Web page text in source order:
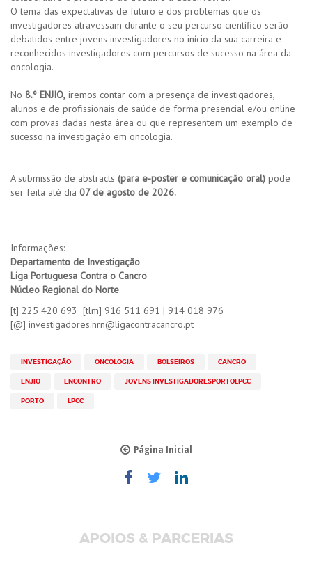
O tema das expectativas de futuro e dos problemas que os
investigadores atravessam durante o seu percurso científico serão
debatidos entre jovens investigadores no início da sua carreira e
reconhecidos investigadores com percursos de sucesso na área da
oncologia.
No 8.º ENJIO, iremos contar com a presença de investigadores,
alunos e de profissionais de saúde de forma presencial e/ou online
com provas dadas nesta área ou que representem um exemplo de
sucesso na investigação em oncologia.
A submissão de abstracts (para e-poster e comunicação oral) pode
ser feita até dia 07 de agosto de 2026.
Informações:
Departamento de Investigação
Liga Portuguesa Contra o Cancro
Núcleo Regional do Norte
[t] 225 420 693 [tlm] 916 511 691 | 914 018 976
​[@] investigadores.nrn@ligacontracancro.pt
INVESTIGAÇÃO ONCOLOGIA BOLSEIROS CANCRO
ENJIO ENCONTRO JOVENS INVESTIGADORESPORTOLPCC
PORTO LPCC
Página Inicial
APOIOS & PARCERIAS